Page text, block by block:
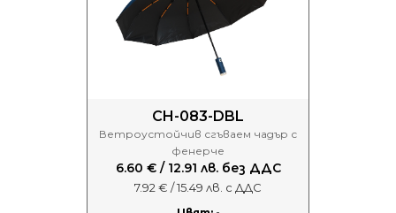
CH-083-DBL
Ветроустойчив сгъваем чадър с
фенерче
6.60 € / 12.91 лв. без ДДС
7.92 € / 15.49 лв. с ДДС